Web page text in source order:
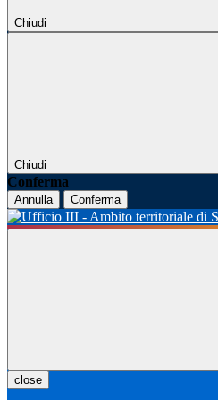
Chiudi
Chiudi
Conferma
Annulla Conferma
close